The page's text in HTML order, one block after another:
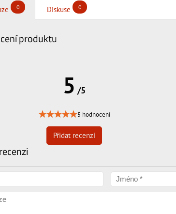
0 Diskuse 0
produktu
5 /5
5 hodnocení
Přidat recenzi